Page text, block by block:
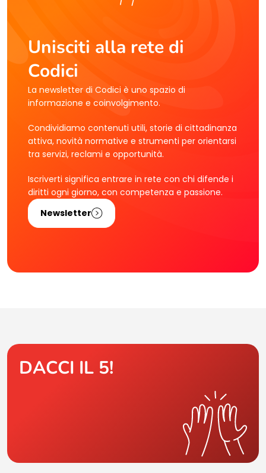
Unisciti alla rete di
Codici
La newsletter di Codici è uno spazio di
informazione e coinvolgimento.
Condividiamo contenuti utili, storie di cittadinanza
attiva, novità normative e strumenti per orientarsi
tra servizi, reclami e opportunità.
Iscriverti significa entrare in rete con chi difende i
diritti ogni giorno, con competenza e passione.
Newsletter
DACCI IL 5!